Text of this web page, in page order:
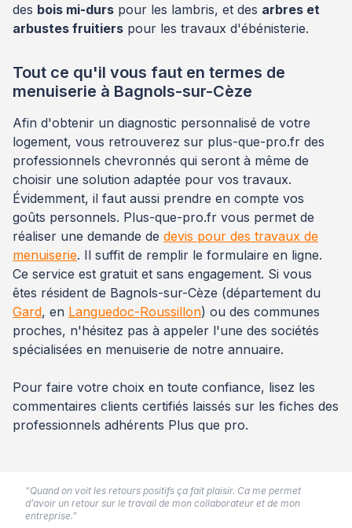
des bois mi-durs pour les lambris, et des arbres et
arbustes fruitiers pour les travaux d'ébénisterie.
Tout ce qu'il vous faut en termes de
menuiserie à Bagnols-sur-Cèze
Afin d'obtenir un diagnostic personnalisé de votre
logement, vous retrouverez sur plus-que-pro.fr des
professionnels chevronnés qui seront à même de
choisir une solution adaptée pour vos travaux.
Évidemment, il faut aussi prendre en compte vos
goûts personnels. Plus-que-pro.fr vous permet de
réaliser une demande de devis pour des travaux de
menuiserie. Il suffit de remplir le formulaire en ligne.
Ce service est gratuit et sans engagement. Si vous
êtes résident de Bagnols-sur-Cèze (département du
Gard, en Languedoc-Roussillon) ou des communes
proches, n'hésitez pas à appeler l'une des sociétés
spécialisées en menuiserie de notre annuaire.
Pour faire votre choix en toute confiance, lisez les
commentaires clients certifiés laissés sur les fiches des
professionnels adhérents Plus que pro.
“Quand on voit les retours positifs ça fait plaisir. Ca me permet
d’avoir un retour sur le travail de mon collaborateur et de mon
entreprise.”